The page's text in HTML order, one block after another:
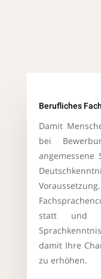
Berufliches
Damit
bei
angemessene
statt und
damit Ihre
zu erhöhen.